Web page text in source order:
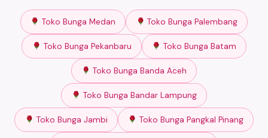
Toko Bunga Medan Toko Bunga Palembang
Toko Bunga Pekanbaru Toko Bunga Batam
Toko Bunga Banda Aceh
Toko Bunga Bandar Lampung
Toko Bunga Jambi Toko Bunga Pangkal Pinang